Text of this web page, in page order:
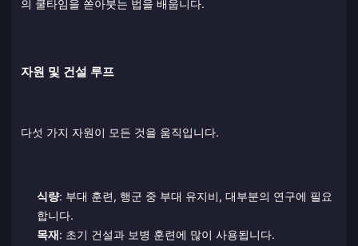
의 쿨타임을 쏟아붓는 법을 배웁니다.
자원 및 건설 루프
다섯 가지 자원이 모든 것을 움직입니다.
식량: 부대 훈련, 행군 중 부대 유지비, 대부분의 연구에 필요
합니다.
목재: 초기 건설과 보병 훈련에 많이 사용됩니다.